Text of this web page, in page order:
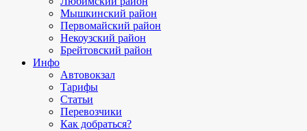
Мышкинский район
Первомайский район
Некоузский район
Брейтовский район
Инфо
Автовокзал
Тарифы
Статьи
Перевозчики
Как добраться?